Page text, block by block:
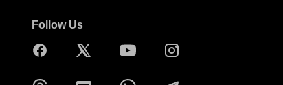
Follow Us